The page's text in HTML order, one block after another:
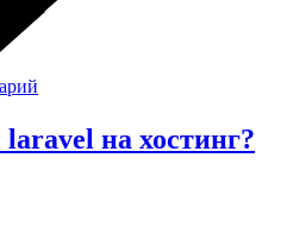
на хостинг?